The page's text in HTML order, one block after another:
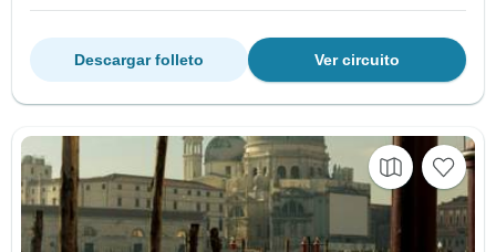
Ver circuito
Descargar folleto